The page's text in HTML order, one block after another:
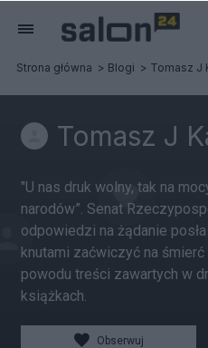
Strona główna Blogi Tomasz J
Tomasz J
"U nas druk wolny, tak na
narodów”. Senat
odpowiedzi na żądanie
knutami zaćwiczyć na
powodu treści zawartych w
książkach.
Obserwuj